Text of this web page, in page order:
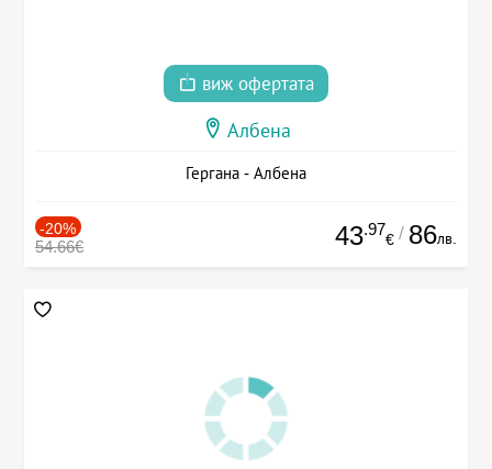
виж офертата
Албена
Гергана - Албена
-20%
54.66€ 43.97
€ / 86лв.